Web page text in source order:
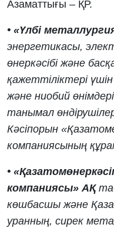
Азаматтығы – ҚР.
• «Үлбі
энергетикасы,
өнеркәсібі және
қажеттіліктері
және ниобий
танымал
Кәсіпорын
компаниясының
•
компаниясы» АҚ
көшбасшы және
уранның, сирек